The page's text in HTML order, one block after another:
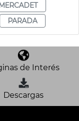
PARADA
de Interés
Descargas